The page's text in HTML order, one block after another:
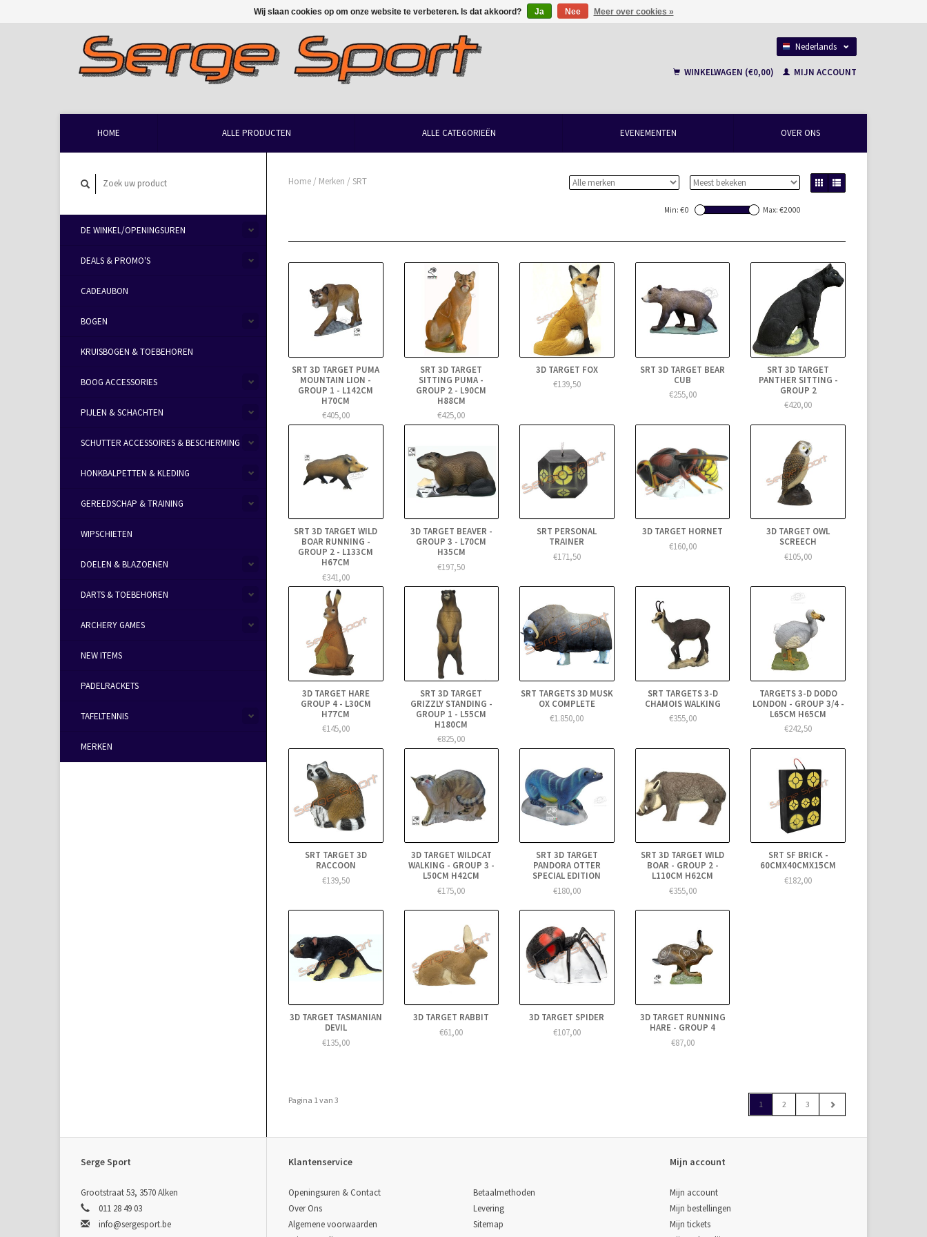
Nederlands
WINKELWAGEN (€0,00)
MIJN ACCOUNT
HOME ALLE PRODUCTEN ALLE CATEGORIEËN EVENEMENTEN OVER ONS
DE WINKEL/OPENINGSUREN
DEALS & PROMO'S
CADEAUBON
BOGEN
KRUISBOGEN & TOEBEHOREN
BOOG ACCESSORIES
PIJLEN & SCHACHTEN
SCHUTTER ACCESSOIRES & BESCHERMING
HONKBALPETTEN & KLEDING
GEREEDSCHAP & TRAINING
WIPSCHIETEN
DOELEN & BLAZOENEN
DARTS & TOEBEHOREN
ARCHERY GAMES
NEW ITEMS
PADELRACKETS
TAFELTENNIS
MERKEN
Home / Merken / SRT
Min: €0 Max: €2000
SRT 3D TARGET PUMA
MOUNTAIN LION -
GROUP 1 - L142CM
H70CM
€405,00
SRT 3D TARGET
SITTING PUMA -
GROUP 2 - L90CM
H88CM
€425,00
3D TARGET FOX
€139,50
SRT 3D TARGET BEAR
CUB
€255,00
SRT 3D TARGET
PANTHER SITTING -
GROUP 2
€420,00
SRT 3D TARGET WILD
BOAR RUNNING -
GROUP 2 - L133CM
H67CM
€341,00
3D TARGET BEAVER -
GROUP 3 - L70CM
H35CM
€197,50
SRT PERSONAL
TRAINER
€171,50
3D TARGET HORNET
€160,00
3D TARGET OWL
SCREECH
€105,00
3D TARGET HARE
GROUP 4 - L30CM
H77CM
€145,00
SRT 3D TARGET
GRIZZLY STANDING -
GROUP 1 - L55CM
H180CM
€825,00
SRT TARGETS 3D MUSK
OX COMPLETE
€1.850,00
SRT TARGETS 3-D
CHAMOIS WALKING
€355,00
TARGETS 3-D DODO
LONDON - GROUP 3/4 -
L65CM H65CM
€242,50
SRT TARGET 3D
RACCOON
€139,50
3D TARGET WILDCAT
WALKING - GROUP 3 -
L50CM H42CM
€175,00
SRT 3D TARGET
PANDORA OTTER
SPECIAL EDITION
€180,00
SRT 3D TARGET WILD
BOAR - GROUP 2 -
L110CM H62CM
€355,00
SRT SF BRICK -
60CMX40CMX15CM
€182,00
3D TARGET TASMANIAN
DEVIL
€135,00
3D TARGET RABBIT
€61,00
3D TARGET SPIDER
€107,00
3D TARGET RUNNING
HARE - GROUP 4
€87,00
Pagina 1 van 3 1 2 3
Serge Sport
Grootstraat 53, 3570 Alken
011 28 49 03
info@sergesport.be
Klantenservice
Openingsuren & Contact
Over Ons
Algemene voorwaarden
Betaalmethoden
Levering
Sitemap
Mijn account
Mijn account
Mijn bestellingen
Mijn tickets
Wij slaan cookies op om onze website te verbeteren. Is dat akkoord? Ja Nee Meer over cookies »